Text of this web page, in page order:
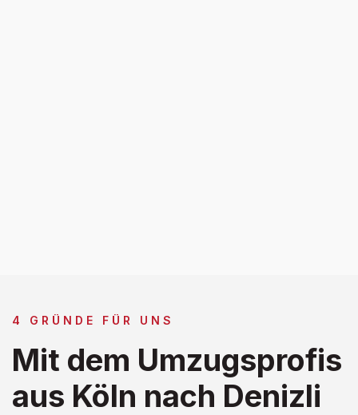
4 GRÜNDE FÜR UNS
Mit dem Umzugsprofis
aus Köln nach Denizli